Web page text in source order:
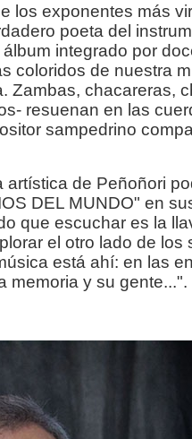
los exponentes más
poeta del
integrado por
coloridos de nuestra
Zambas, chacareras,
resuenan en las
sampedrino
artística de Peñoñori
DEL MUNDO" en
que escuchar es la
el otro lado de los
está ahí: en las
memoria y su gente...".